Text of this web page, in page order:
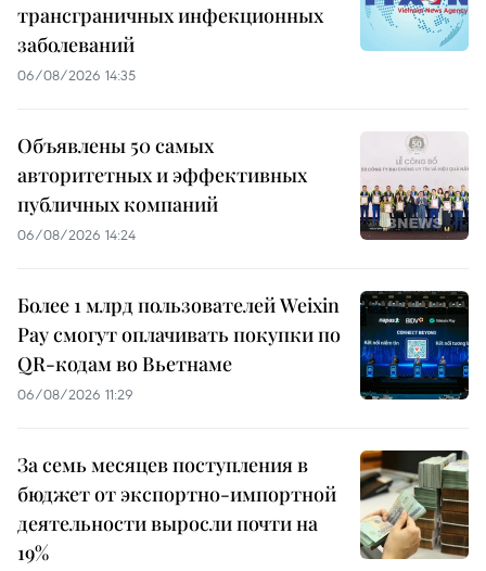
трансграничных инфекционных
заболеваний
06/08/2026 14:35
Объявлены 50 самых
авторитетных и эффективных
публичных компаний
06/08/2026 14:24
Более 1 млрд пользователей Weixin
Pay смогут оплачивать покупки по
QR-кодам во Вьетнаме
06/08/2026 11:29
За семь месяцев поступления в
бюджет от экспортно-импортной
деятельности выросли почти на
19%